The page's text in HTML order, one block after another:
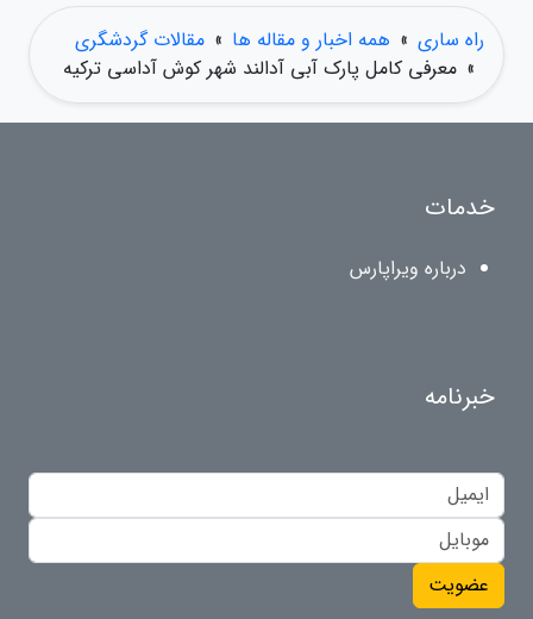
راه ساری » همه اخبار و مقاله ها » مقالات گردشگری
» معرفی کامل پارک آبی آدالند شهر کوش آداسی ترکیه
خدمات
درباره ویراپارس
خبرنامه
عضویت